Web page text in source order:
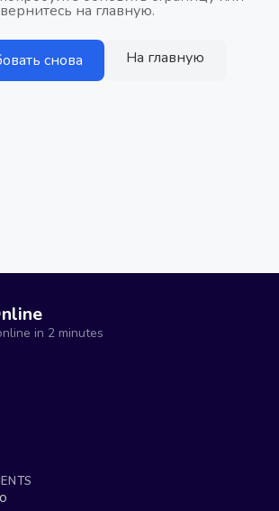
вернитесь на главную.
снова На главную
in 2 minutes